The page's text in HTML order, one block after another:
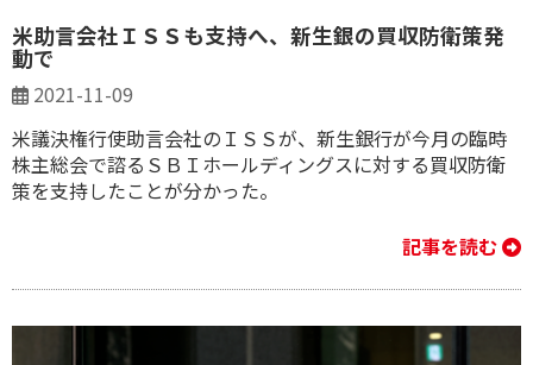
米助言会社ＩＳＳも支持へ、新生銀の買収防衛策発
動で
2021-11-09
米議決権行使助言会社のＩＳＳが、新生銀行が今月の臨時
株主総会で諮るＳＢＩホールディングスに対する買収防衛
策を支持したことが分かった。
記事を読む